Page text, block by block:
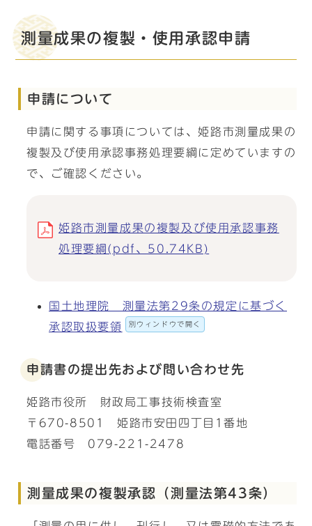
測量成果の複製・使用承認申請
申請について
申請に関する事項については、姫路市測量成果の
複製及び使用承認事務処理要綱に定めていますの
で、ご確認ください。
姫路市測量成果の複製及び使用承認事務
処理要綱(pdf、50.74KB)
国土地理院 測量法第29条の規定に基づく
承認取扱要領
別ウィンドウで開く
申請書の提出先および問い合わせ先
姫路市役所 財政局工事技術検査室
〒670-8501 姫路市安田四丁目1番地
電話番号 079-221-2478
測量成果の複製承認（測量法第43条）